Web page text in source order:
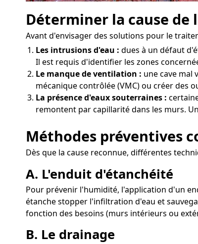
Déterminer la cause
Avant d'envisager des solutions pour le
Les intrusions d'eau : dues à un défaut
Il est requis d'identifier les zones
Le manque de ventilation : une cave mal
mécanique contrôlée (VMC) ou créer des
La présence d'eaux souterraines :
remontent par capillarité dans les murs.
Méthodes préventives
Dès que la cause reconnue, différentes
A. L'enduit d'étanchéité
Pour prévenir l'humidité, l'application d'un
étanche stopper l'infiltration d'eau et
fonction des besoins (murs intérieurs ou
B. Le drainage